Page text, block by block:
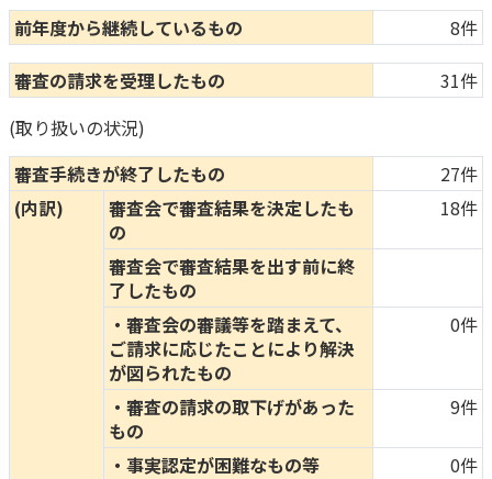
前年度から継続しているもの
8件
審査の請求を受理したもの
31件
(取り扱いの状況)
審査手続きが終了したもの
27件
(内訳)
審査会で審査結果を決定したも
の
18件
審査会で審査結果を出す前に終
了したもの
・審査会の審議等を踏まえて、
ご請求に応じたことにより解決
が図られたもの
0件
・審査の請求の取下げがあった
もの
9件
・事実認定が困難なもの等
0件